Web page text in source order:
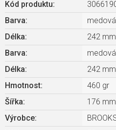
Kód produktu:
Barva:
medová
Délka:
242 mm
Barva:
medová
Délka:
242 mm
Hmotnost:
460 gr
Šířka:
176 mm
Výrobce: